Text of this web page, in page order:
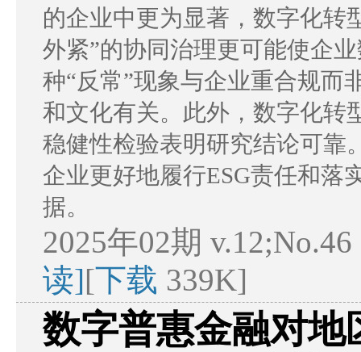
的企业中更为显著，数字化转
外紧”的协同治理更可能使企
种“反常”现象与企业重合规而
和文化有关。此外，数字化转
稳健性检验表明研究结论可靠
企业更好地履行ESG责任和落
据。
2025年02期
读][下载 339K]
数字普惠金融对地